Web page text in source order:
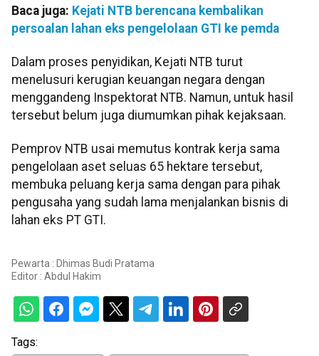
Baca juga: Kejati NTB berencana kembalikan
persoalan lahan eks pengelolaan GTI ke pemda
Dalam proses penyidikan, Kejati NTB turut
menelusuri kerugian keuangan negara dengan
menggandeng Inspektorat NTB. Namun, untuk hasil
tersebut belum juga diumumkan pihak kejaksaan.
Pemprov NTB usai memutus kontrak kerja sama
pengelolaan aset seluas 65 hektare tersebut,
membuka peluang kerja sama dengan para pihak
pengusaha yang sudah lama menjalankan bisnis di
lahan eks PT GTI.
Pewarta : Dhimas Budi Pratama
Editor : Abdul Hakim
Tags: